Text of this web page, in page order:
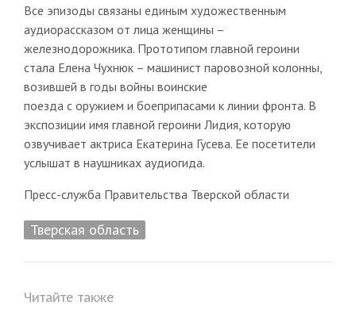
Все эпизоды связаны единым художественным
аудиорассказом от лица женщины –
железнодорожника. Прототипом главной героини
стала Елена Чухнюк – машинист паровозной колонны,
возившей в годы войны воинские
поезда с оружием и боеприпасами к линии фронта. В
экспозиции имя главной героини Лидия, которую
озвучивает актриса Екатерина Гусева. Ее посетители
услышат в наушниках аудиогида.
Пресс-служба Правительства Тверской области
Тверская область
Читайте также